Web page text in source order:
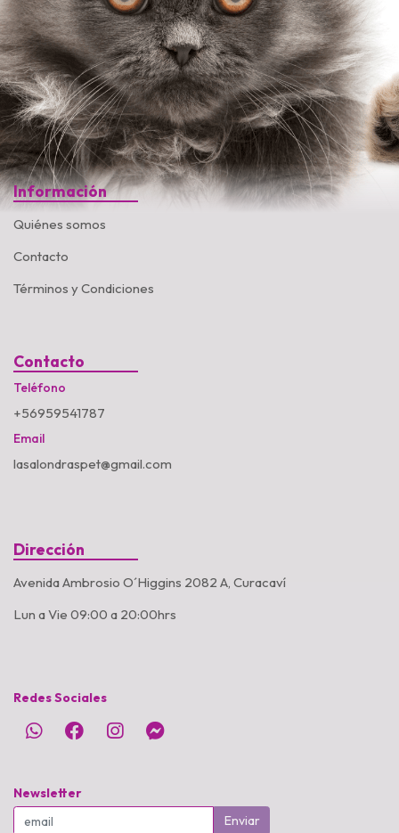
Información
Quiénes somos
Contacto
Términos y Condiciones
Contacto
Teléfono
+56959541787
Email
lasalondraspet@gmail.com
Dirección
Avenida Ambrosio O´Higgins 2082 A, Curacaví
Lun a Vie 09:00 a 20:00hrs
Redes Sociales
Newsletter
Enviar